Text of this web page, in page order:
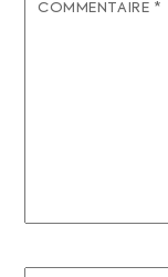
COMMENTAIRE *